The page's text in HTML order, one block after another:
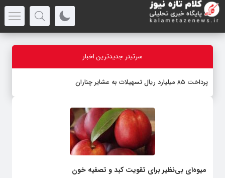
سرتیتر جدیدترین اخبار
پرداخت ۸۵ میلیارد ریال تسهیلات به عشایر چناران
میوه‌ای بی‌نظیر برای تقویت کبد و تصفیه خون